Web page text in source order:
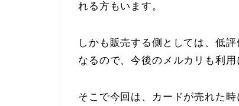
れる方もいます。
しかも販売する側としては、低
なるので、今後のメルカリも利用
そこで今回は、カードが売れた